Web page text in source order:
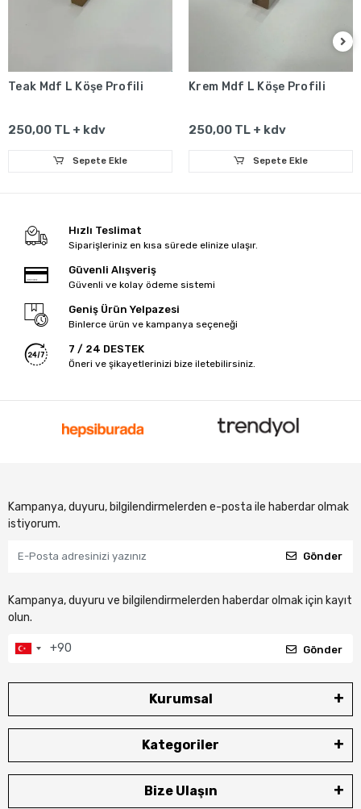
Teak Mdf L Köşe Profili
250,00 TL + kdv
Sepete Ekle
Krem Mdf L Köşe Profili
250,00 TL + kdv
Sepete Ekle
Hızlı Teslimat
Siparişleriniz en kısa sürede elinize ulaşır.
Güvenli Alışveriş
Güvenli ve kolay ödeme sistemi
Geniş Ürün Yelpazesi
Binlerce ürün ve kampanya seçeneği
7 / 24 DESTEK
Öneri ve şikayetlerinizi bize iletebilirsiniz.
Kampanya, duyuru, bilgilendirmelerden e-posta ile haberdar olmak
istiyorum.
Gönder
Kampanya, duyuru ve bilgilendirmelerden haberdar olmak için kayıt
olun.
Gönder
Kurumsal
Kategoriler
Bize Ulaşın